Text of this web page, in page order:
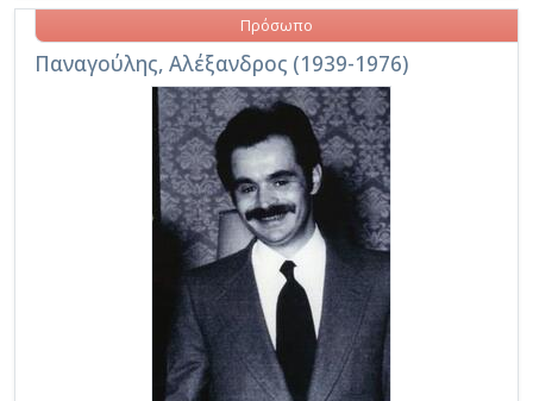
Παναγούλης, Αλέξανδρος (1939-1976)
Πρόσωπο